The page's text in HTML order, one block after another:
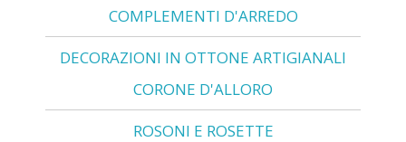
COMPLEMENTI D'ARREDO
DECORAZIONI IN OTTONE ARTIGIANALI
CORONE D'ALLORO
ROSONI E ROSETTE